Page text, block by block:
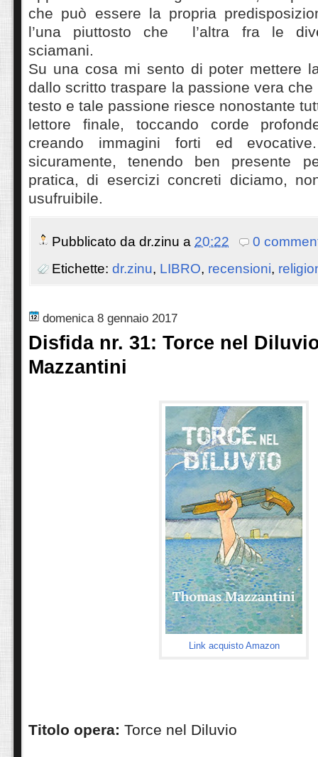
che può essere la propria
l’una piuttosto che l’altra fra le
sciamani.
Su una cosa mi sento di poter mettere
dallo scritto traspare la passione vera che
testo e tale passione riesce nonostante
lettore finale, toccando corde
creando immagini forti ed
sicuramente, tenendo ben presente
pratica, di esercizi concreti diciamo,
usufruibile.
Pubblicato da dr.zinu a 20:22
0
Etichette: dr.zinu, LIBRO, recensioni,
domenica 8 gennaio 2017
Disfida nr. 31: Torce nel
Mazzantini
Link acquisto Amazon
Titolo opera: Torce nel Diluvio